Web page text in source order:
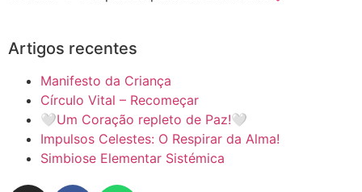
Artigos recentes
Manifesto da Criança
Círculo Vital – Recomeçar
🤍Um Coração repleto de Paz!🤍
Impulsos Celestes: O Respirar da Alma!
Simbiose Elementar Sistémica